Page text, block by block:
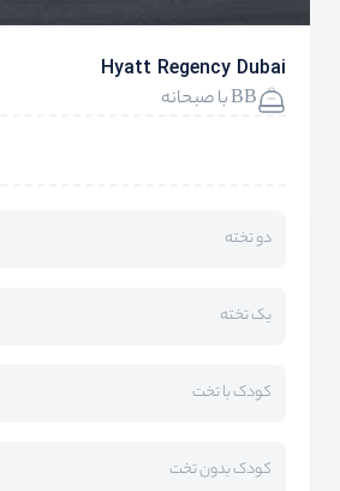
Hyatt Regency Dubai
BB با صبحانه
دو تخته
یک تخته
کودک با تخت
کودک بدون تخت